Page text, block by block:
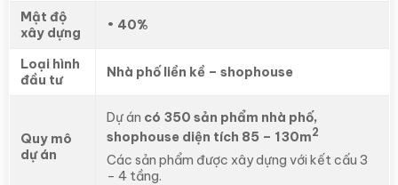
Mật độ
xây dựng
• 40%
Loại hình
đầu tư
Nhà phố liền kề – shophouse
Quy mô
dự án
Dự án có 350 sản phẩm nhà phố,
shophouse diện tích 85 – 130m2
Các sản phẩm được xây dựng với kết cấu 3
– 4 tầng.